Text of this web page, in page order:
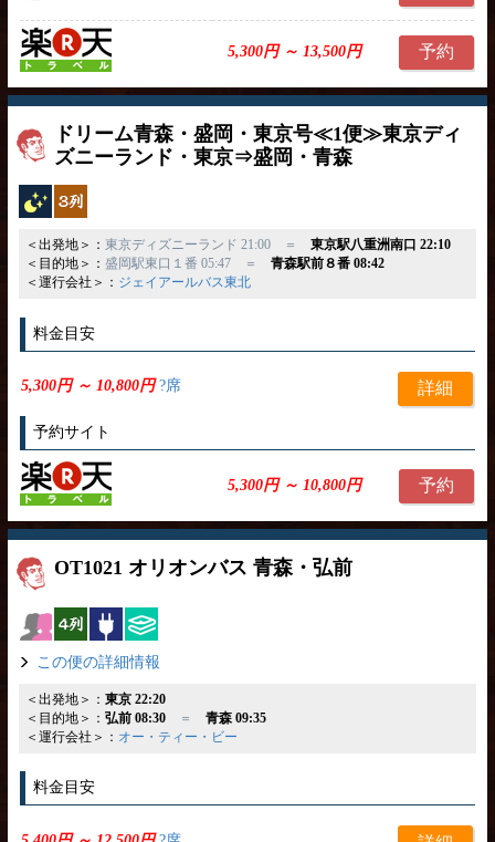
5,300円 ～ 13,500円 予約
ドリーム青森・盛岡・東京号≪1便≫東京ディ
ズニーランド・東京⇒盛岡・青森
夜行バス
＜出発地＞： 東京ディズニーランド 21:00 ＝ 東京駅八重洲南口 22:10
＜目的地＞： 盛岡駅東口１番 05:47 ＝ 青森駅前８番 08:42
＜運行会社＞： ジェイアールバス東北
料金目安
5,300円 ～ 10,800円?席 詳細
予約サイト
5,300円 ～ 10,800円 予約
OT1021 オリオンバス 青森・弘前
女性安心
横4列 コンセント
この便の詳細情報
＜出発地＞： 東京 22:20
＜目的地＞： 弘前 08:30＝ 青森 09:35
＜運行会社＞： オー・ティー・ビー
料金目安